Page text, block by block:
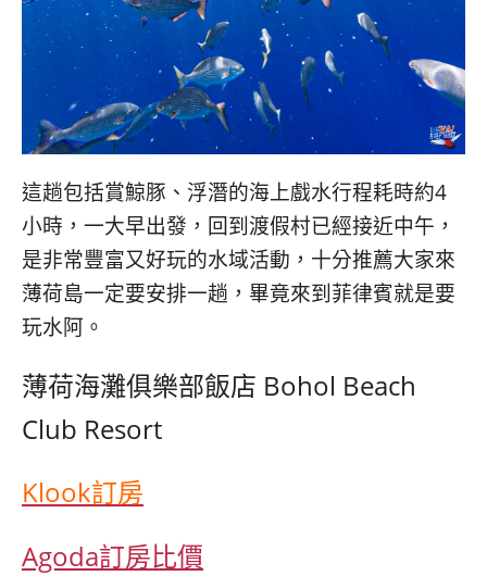
這趟包括賞鯨豚、浮潛的海上戲水行程耗時約4
小時，一大早出發，回到渡假村已經接近中午，
是非常豐富又好玩的水域活動，十分推薦大家來
薄荷島一定要安排一趟，畢竟來到菲律賓就是要
玩水阿。
薄荷海灘俱樂部飯店 Bohol Beach
Club Resort
Klook訂房
Agoda訂房比價